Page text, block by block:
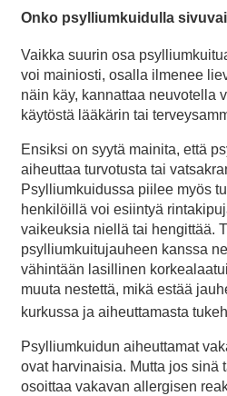
Onko psylliumkuidulla
Vaikka suurin osa
voi mainiosti, osalla ilmenee
näin käy, kannattaa neuvotella
käytöstä lääkärin tai
Ensiksi on syytä mainita, että
aiheuttaa turvotusta tai
Psylliumkuidussa piilee myös
henkilöillä voi esiintyä
vaikeuksia niellä tai hengittää.
psylliumkuitujauheen kanssa
vähintään lasillinen
muuta nestettä, mikä estää
kurkussa ja aiheuttamasta
Psylliumkuidun aiheuttamat
ovat harvinaisia. Mutta jos sinä
osoittaa vakavan allergisen